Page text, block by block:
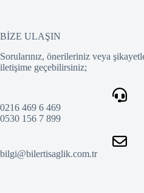
BİZE ULAŞIN
Sorularınız, önerileriniz veya
iletişime geçebilirsiniz;
0216 469 6 469
0530 156 7 899
bilgi@bilertisaglik.com.tr